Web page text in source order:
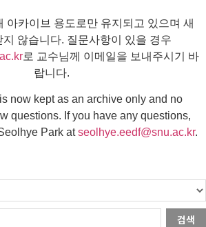
아카이브 용도로만 유지되고 있으며 새
지 않습니다. 질문사항이 있을 경우
로 교수님께 이메일을 보내주시기 바
랍니다.
now kept as an archive only and no
questions. If you have any questions,
Park atseolhye.eedf@snu.ac.kr.
검색